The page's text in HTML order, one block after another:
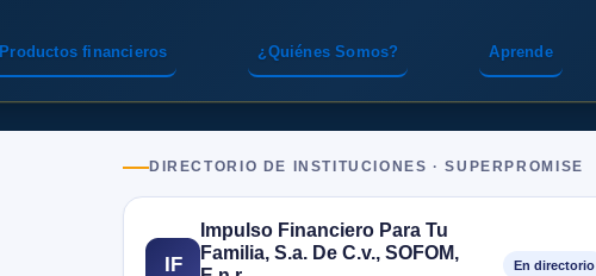
Productos financieros ¿Quiénes Somos? Aprende
DIRECTORIO DE INSTITUCIONES · SUPERPROMISE
IF
Impulso Financiero Para Tu
Familia, S.a. De C.v., SOFOM,
En directorio